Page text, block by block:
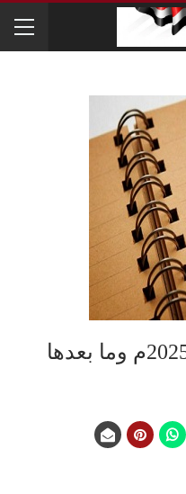
توقعات للسنة الجديدة 2025م وما بعدها